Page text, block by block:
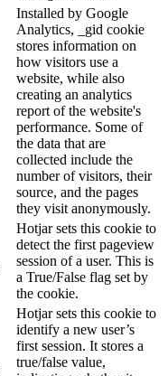
Installed by Google
Analytics, _gid cookie
stores information on
how visitors use a
website, while also
creating an analytics
report of the website's
performance. Some of
the data that are
collected include the
number of visitors, their
source, and the pages
they visit anonymously.
Hotjar sets this cookie to
detect the first pageview
session of a user. This is
a True/False flag set by
the cookie.
Hotjar sets this cookie to
identify a new user’s
first session. It stores a
true/false value,